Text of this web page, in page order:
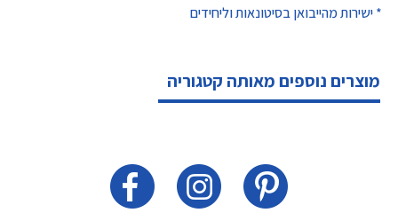
* ישירות מהייבואן בסיטונאות וליחידים
מוצרים נוספים מאותה קטגוריה